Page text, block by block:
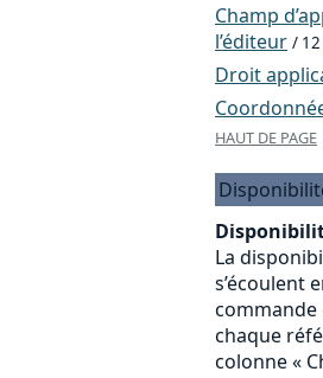
Champ
l’éditeur / 12
Droit
HAUT DE PAGE
La
s’écoulent
commande
chaque
colonne «